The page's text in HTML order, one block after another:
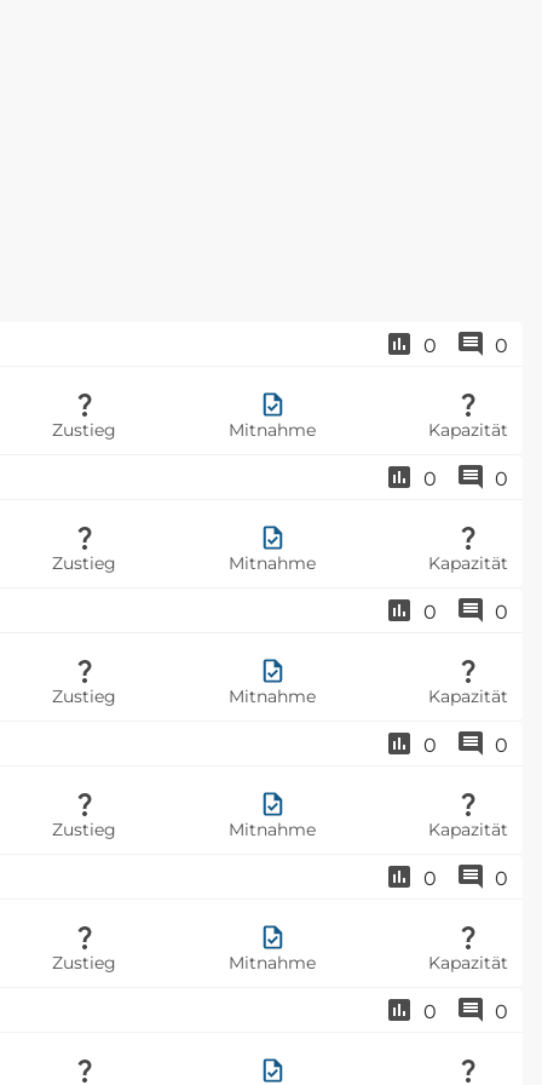
0 0
Zustieg
Mitnahme Kapazität
0 0
Zustieg
Mitnahme Kapazität
0 0
Zustieg
Mitnahme Kapazität
0 0
Zustieg
Mitnahme Kapazität
0 0
Zustieg
Mitnahme Kapazität
0 0